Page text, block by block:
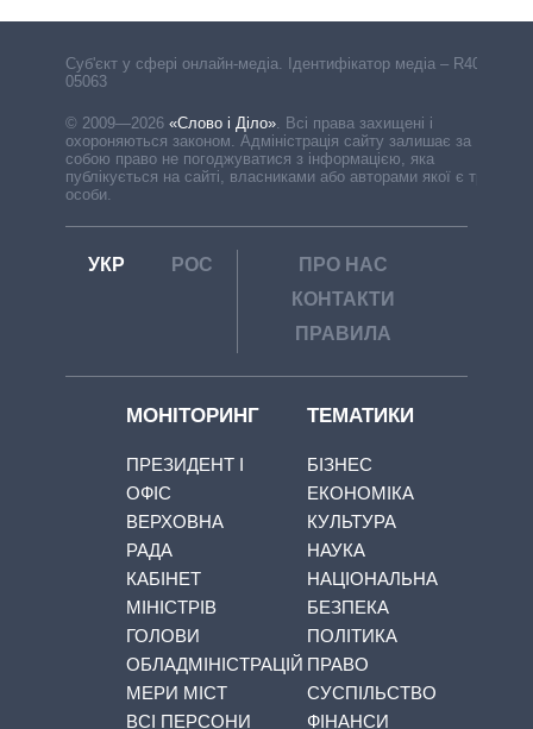
Cуб'єкт у сфері онлайн-медіа. Ідентифікатор медіа – R40-
05063
© 2009—2026 «Слово і Діло» Всі права захищені і
охороняються законом. Адміністрація сайту залишає за
собою право не погоджуватися з інформацією, яка
публікується на сайті, власниками або авторами якої є треті
особи.
УКР РОС
ПРО НАС
КОНТАКТИ
ПРАВИЛА
МОНІТОРИНГ
ПРЕЗИДЕНТ І
ОФІС
ВЕРХОВНА
РАДА
КАБІНЕТ
МІНІСТРІВ
ГОЛОВИ
ОБЛАДМІНІСТРАЦІЙ
МЕРИ МІСТ
ВСІ ПЕРСОНИ
ТЕМАТИКИ
БІЗНЕС
ЕКОНОМІКА
КУЛЬТУРА
НАУКА
НАЦІОНАЛЬНА
БЕЗПЕКА
ПОЛІТИКА
ПРАВО
СУСПІЛЬСТВО
ФІНАНСИ